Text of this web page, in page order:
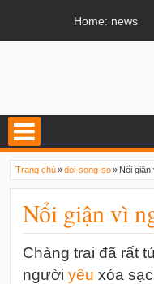
Trang chủ»doi-song-so» Nổi
Nổi giận vì
Chàng trai đã rất
người yêu xóa
Home: news